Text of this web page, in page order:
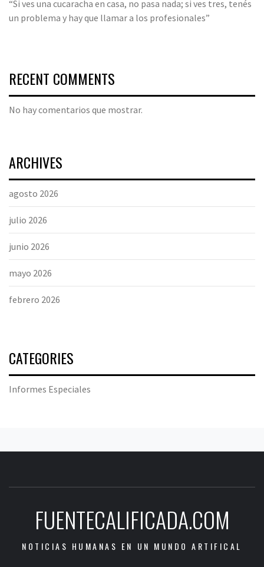
“Si ves una cucaracha en casa, no pasa nada; si ves tres, tenés
un problema y hay que llamar a los profesionales”
RECENT COMMENTS
No hay comentarios que mostrar.
ARCHIVES
agosto 2026
julio 2026
junio 2026
mayo 2026
febrero 2026
CATEGORIES
Informes Especiales
FUENTECALIFICADA.COM
NOTICIAS HUMANAS EN UN MUNDO ARTIFICAL